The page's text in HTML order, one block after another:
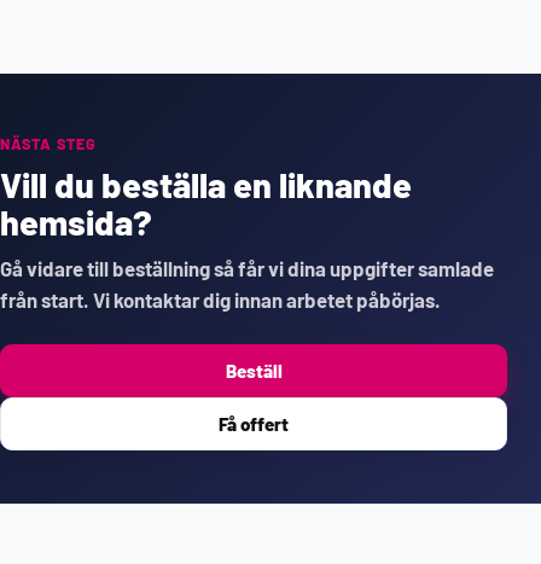
NÄSTA STEG
Vill du beställa en liknande
hemsida?
Gå vidare till beställning så får vi dina uppgifter samlade
från start. Vi kontaktar dig innan arbetet påbörjas.
Beställ
Få offert